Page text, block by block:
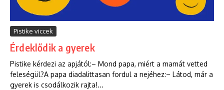
Pistike viccek
Érdeklődik a gyerek
Pistike kérdezi az apjától:– Mond papa, miért a mamát vetted
feleségül?A papa diadalittasan fordul a nejéhez:– Látod, már a
gyerek is csodálkozik rajta!...